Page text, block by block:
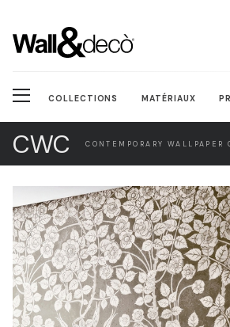
COLLECTIONS MATÉRIAUX
CWC CONTEMPORARY WALLPAPER